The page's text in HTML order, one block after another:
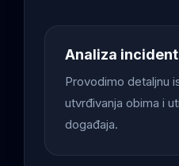
Analiza
Provodimo detaljnu
utvrđivanja obima i
događaja.